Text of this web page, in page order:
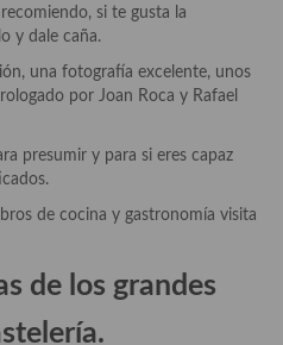
hierbas aromáticas o
si te gusta la
y dale caña.
una fotografía excelente, unos
por Joan Roca y Rafael
presumir y para si eres capaz
de cocina y gastronomía visita
de los grandes